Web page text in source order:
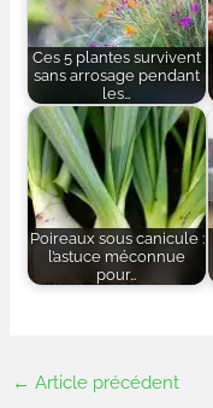
Ces 5 plantes survivent
sans arrosage pendant
les…
Poireaux sous canicule :
l’astuce méconnue
pour…
← Article précédent